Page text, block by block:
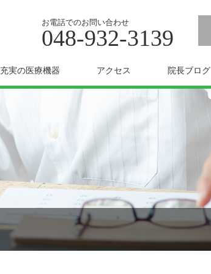
お電話でのお問い合わせ
048-932-3139
充実の医療機器 アクセス 院長ブログ